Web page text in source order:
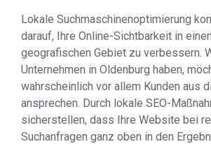
Lokale Suchmaschinenoptimierung
darauf, Ihre Online-Sichtbarkeit in
geografischen Gebiet zu verbessern.
Unternehmen in Oldenburg haben,
wahrscheinlich vor allem Kunden aus
ansprechen. Durch lokale SEO-
sicherstellen, dass Ihre Website bei
Suchanfragen ganz oben in den